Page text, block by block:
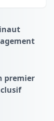
premier